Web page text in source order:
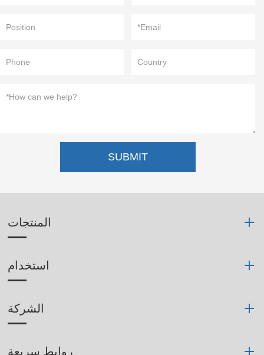
SUBMIT
المنتجات
استخدام
الشركة
روابط سريعة